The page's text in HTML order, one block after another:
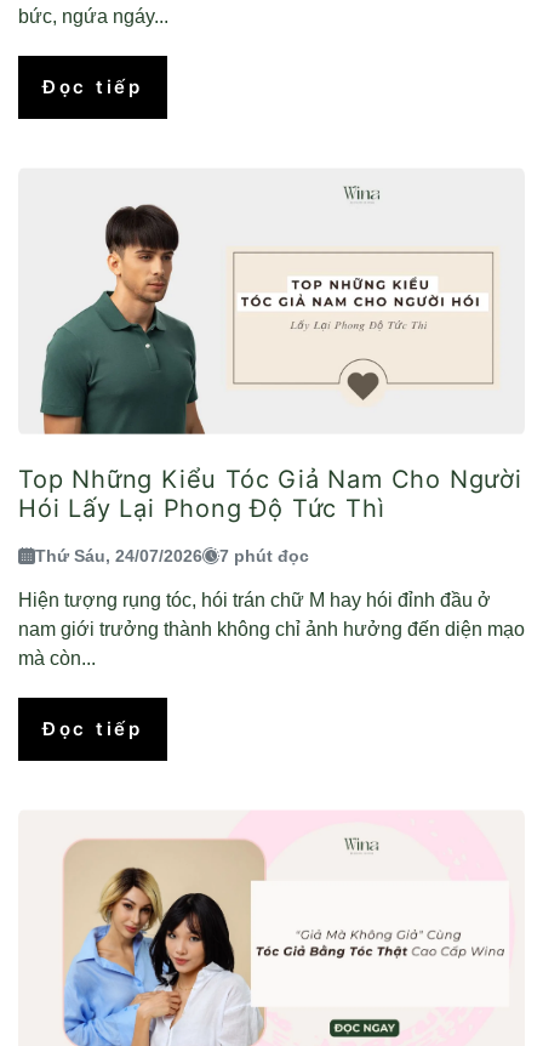
bức, ngứa ngáy...
Đọc tiếp
Top Những Kiểu Tóc Giả Nam Cho Người
Hói Lấy Lại Phong Độ Tức Thì
Thứ Sáu, 24/07/2026 7 phút đọc
Hiện tượng rụng tóc, hói trán chữ M hay hói đỉnh đầu ở
nam giới trưởng thành không chỉ ảnh hưởng đến diện mạo
mà còn...
Đọc tiếp